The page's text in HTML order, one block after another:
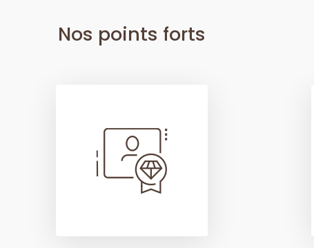
Nos points forts